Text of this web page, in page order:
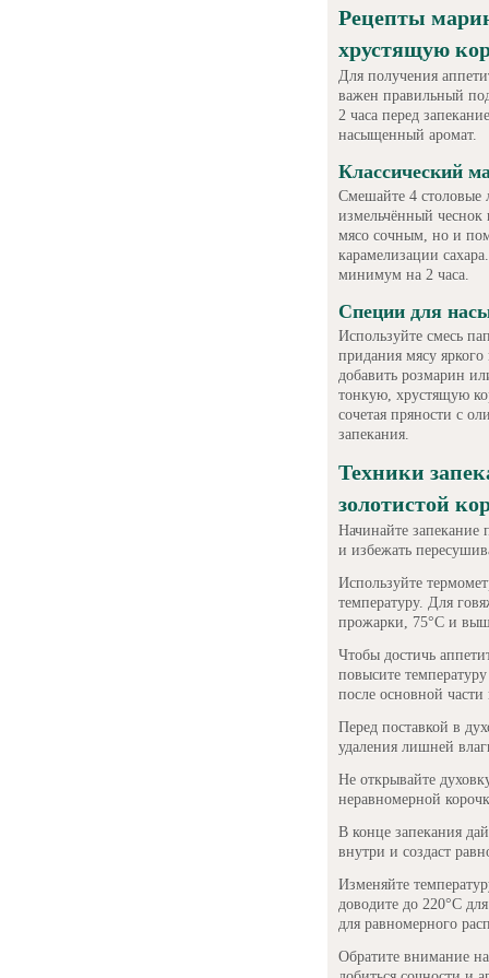
Рецепты
хрустящую
Для получения
важен правильный
2 часа перед
насыщенный аромат.
Классический
Смешайте 4 столовые
измельчённый чеснок
мясо сочным, но и
карамелизации
минимум на 2 часа.
Специи для
Используйте смесь
придания мясу
добавить розмарин
тонкую, хрустящую
сочетая пряности с
запекания.
Техники
золотистой
Начинайте запекание
и избежать
Используйте
температуру. Для
прожарки, 75°C и
Чтобы достичь
повысите
после основной
Перед поставкой в
удаления лишней
Не открывайте
неравномерной
В конце запекания
внутри и создаст
Изменяйте
доводите до 220°C
для равномерного
Обратите внимание